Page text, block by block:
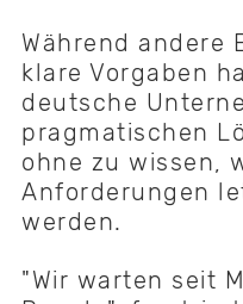
Während andere
klare Vorgaben
deutsche
pragmatischen
ohne zu wissen,
Anforderungen
werden.
"Wir warten seit